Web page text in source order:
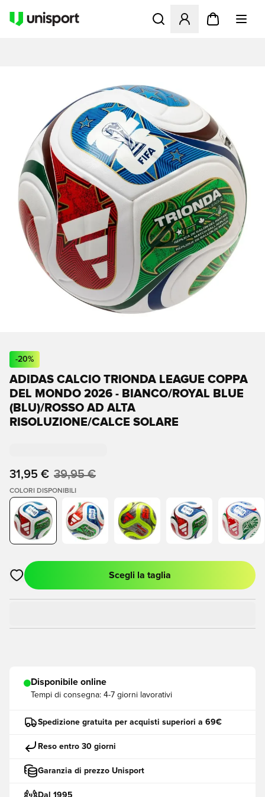
Apre una finestra modale
-20%
ADIDAS CALCIO TRIONDA LEAGUE COPPA
DEL MONDO 2026 - BIANCO/ROYAL BLUE
(BLU)/ROSSO AD ALTA
RISOLUZIONE/CALCE SOLARE
31,95 € 39,95 €
COLORI DISPONIBILI
Apre una finestra modale per accedere o registrarsi come
Scegli la taglia
Disponibile online
Tempi di consegna: 4-7 giorni lavorativi
Spedizione gratuita per acquisti superiori a 69€
Reso entro 30 giorni
Garanzia di prezzo Unisport
Dal 1995